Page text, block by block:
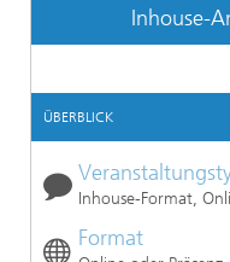
Inhouse-
ÜBERBLICK
Inhouse-Format,
Format